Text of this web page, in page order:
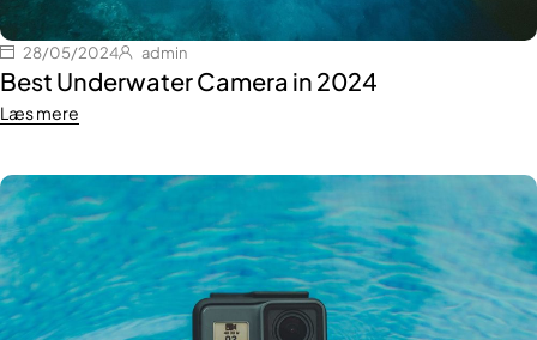
28/05/2024 admin
Best Underwater Camera in 2024
Læs mere